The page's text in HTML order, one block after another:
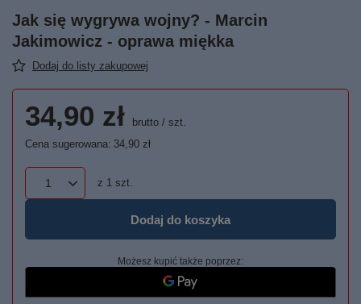
Jak się wygrywa wojny? - Marcin
Jakimowicz - oprawa miękka
Dodaj do listy zakupowej
34,90 zł brutto / szt.
Cena sugerowana: 34,90 zł
z 1 szt.
Dodaj do koszyka
Możesz kupić także poprzez: